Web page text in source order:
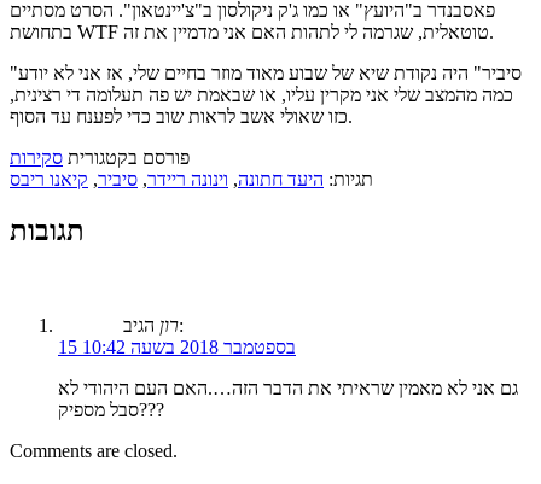
פאסבנדר ב"היועץ" או כמו ג'ק ניקולסון ב"צ'יינטאון". הסרט מסתיים
בתחושת WTF טוטאלית, שגרמה לי לתהות האם אני מדמיין את זה.
"סיביר" היה נקודת שיא של שבוע מאוד מוזר בחיים שלי, אז אני לא יודע
כמה מהמצב שלי אני מקרין עליו, או שבאמת יש פה תעלומה די רצינית,
כזו שאולי אשב לראות שוב כדי לפענח עד הסוף.
פורסם בקטגורית סקירות
תגיות: היעד חתונה, וינונה ריידר, סיביר, קיאנו ריבס
תגובות
רוןהגיב:
15 בספטמבר 2018 בשעה 10:42
גם אני לא מאמין שראיתי את הדבר הזה….האם העם היהודי לא
סבל מספיק???
Comments are closed.